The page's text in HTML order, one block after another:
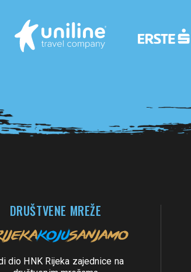
DRUŠTVENE MREŽE
dio HNK Rijeka zajednice na